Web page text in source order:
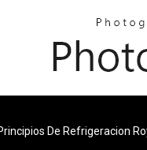
De Refrigeracion